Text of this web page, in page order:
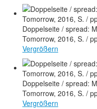
Doppelseite / spread:
Tomorrow, 2016, S. /
Vergrößern
Doppelseite / spread:
Tomorrow, 2016, S. /
Vergrößern